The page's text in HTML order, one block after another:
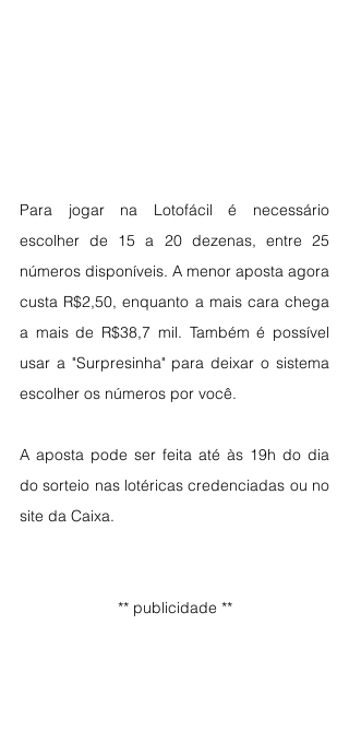
Para jogar na Lotofácil é necessário
escolher de 15 a 20 dezenas, entre 25
números disponíveis. A menor aposta agora
custa R$2,50, enquanto a mais cara chega
a mais de R$38,7 mil. Também é possível
usar a "Surpresinha" para deixar o sistema
escolher os números por você.
A aposta pode ser feita até às 19h do dia
do sorteio nas lotéricas credenciadas ou no
site da Caixa.
** publicidade **